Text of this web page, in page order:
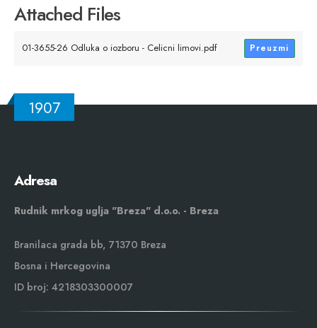
Attached Files
01-3655-26 Odluka o iozboru - Celicni limovi.pdf Preuzmi
1907
Adresa
Rudnik mrkog uglja "Breza" d.o.o. - Breza
Branilaca grada bb, 71370 Breza
Bosna i Hercegovina
ID broj: 4218303300007